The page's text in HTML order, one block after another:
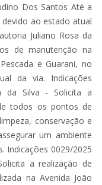
Dos Santos Até a
devido ao estado atual
Juliano Rosa da
de manutenção na
e Guarani, no
da via. Indicações
da Silva - Solicita a
todos os pontos de
conservação e
um ambiente
Indicações 0029/2025
a realização de
na Avenida João